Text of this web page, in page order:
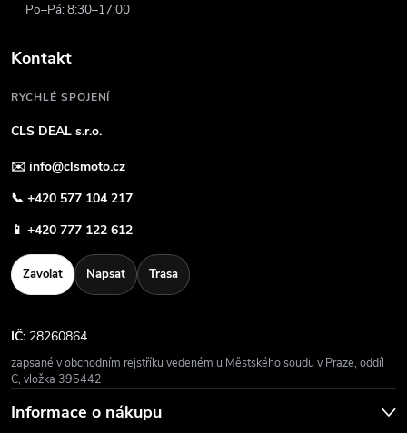
Po–Pá: 8:30–17:00
Kontakt
RYCHLÉ SPOJENÍ
CLS DEAL s.r.o.
✉️ info@clsmoto.cz
📞 +420 577 104 217
📱 +420 777 122 612
Zavolat Napsat Trasa
IČ: 28260864
zapsané v obchodním rejstříku vedeném u Městského soudu v Praze, oddíl
C, vložka 395442
Informace o nákupu